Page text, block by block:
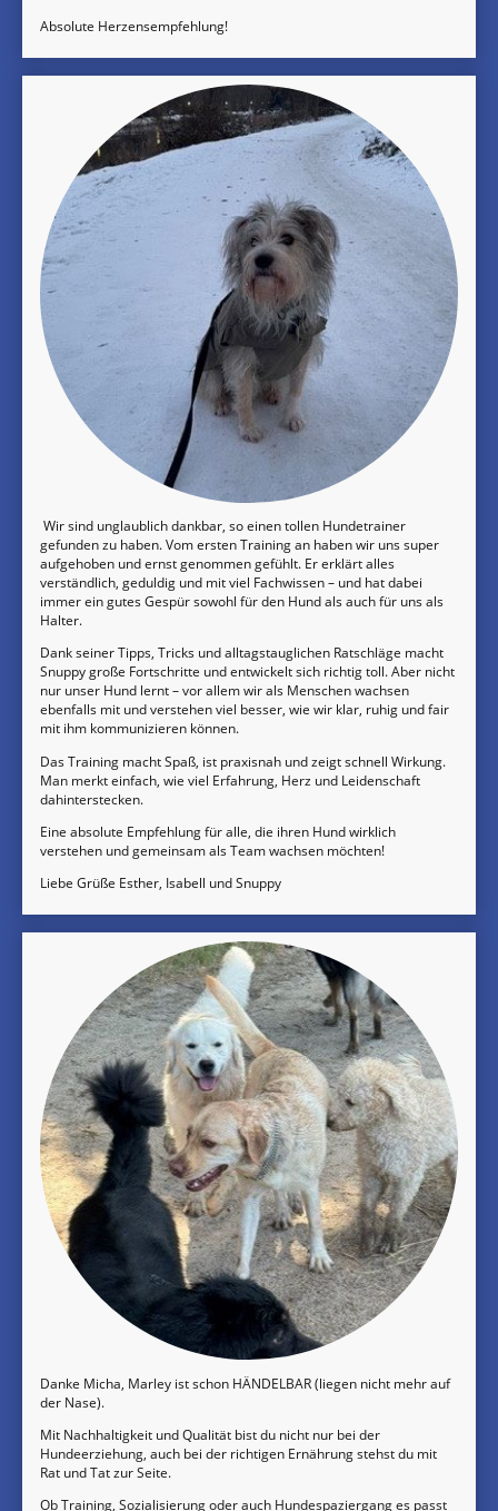
Absolute Herzensempfehlung!
Wir sind unglaublich dankbar, so einen tollen Hundetrainer
gefunden zu haben. Vom ersten Training an haben wir uns super
aufgehoben und ernst genommen gefühlt. Er erklärt alles
verständlich, geduldig und mit viel Fachwissen – und hat dabei
immer ein gutes Gespür sowohl für den Hund als auch für uns als
Halter.
Dank seiner Tipps, Tricks und alltagstauglichen Ratschläge macht
Snuppy große Fortschritte und entwickelt sich richtig toll. Aber nicht
nur unser Hund lernt – vor allem wir als Menschen wachsen
ebenfalls mit und verstehen viel besser, wie wir klar, ruhig und fair
mit ihm kommunizieren können.
Das Training macht Spaß, ist praxisnah und zeigt schnell Wirkung.
Man merkt einfach, wie viel Erfahrung, Herz und Leidenschaft
dahinterstecken.
Eine absolute Empfehlung für alle, die ihren Hund wirklich
verstehen und gemeinsam als Team wachsen möchten!
Liebe Grüße Esther, Isabell und Snuppy
Danke Micha, Marley ist schon HÄNDELBAR (liegen nicht mehr auf
der Nase).
Mit Nachhaltigkeit und Qualität bist du nicht nur bei der
Hundeerziehung, auch bei der richtigen Ernährung stehst du mit
Rat und Tat zur Seite.
Ob Training, Sozialisierung oder auch Hundespaziergang es passt